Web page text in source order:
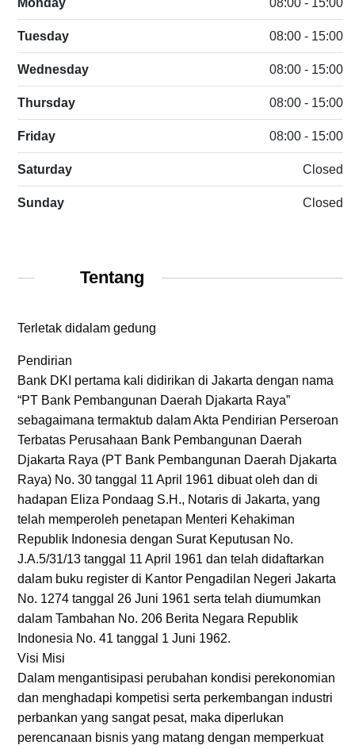
Monday 08:00 - 15:00
Tuesday 08:00 - 15:00
Wednesday 08:00 - 15:00
Thursday 08:00 - 15:00
Friday 08:00 - 15:00
Saturday Closed
Sunday Closed
Tentang
Terletak didalam gedung
Pendirian
Bank DKI pertama kali didirikan di Jakarta dengan nama
“PT Bank Pembangunan Daerah Djakarta Raya”
sebagaimana termaktub dalam Akta Pendirian Perseroan
Terbatas Perusahaan Bank Pembangunan Daerah
Djakarta Raya (PT Bank Pembangunan Daerah Djakarta
Raya) No. 30 tanggal 11 April 1961 dibuat oleh dan di
hadapan Eliza Pondaag S.H., Notaris di Jakarta, yang
telah memperoleh penetapan Menteri Kehakiman
Republik Indonesia dengan Surat Keputusan No.
J.A.5/31/13 tanggal 11 April 1961 dan telah didaftarkan
dalam buku register di Kantor Pengadilan Negeri Jakarta
No. 1274 tanggal 26 Juni 1961 serta telah diumumkan
dalam Tambahan No. 206 Berita Negara Republik
Indonesia No. 41 tanggal 1 Juni 1962.
Visi Misi
Dalam mengantisipasi perubahan kondisi perekonomian
dan menghadapi kompetisi serta perkembangan industri
perbankan yang sangat pesat, maka diperlukan
perencanaan bisnis yang matang dengan memperkuat